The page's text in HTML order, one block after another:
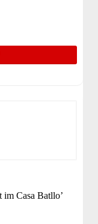
Casa Batllo’